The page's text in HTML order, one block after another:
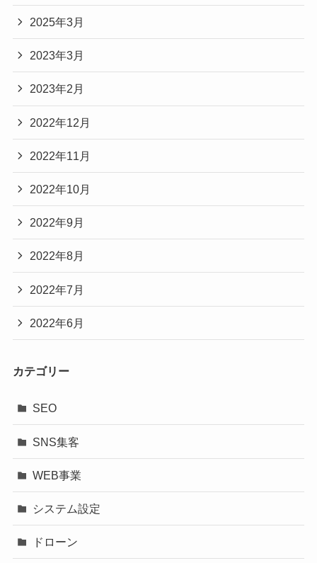
2025年3月
2023年3月
2023年2月
2022年12月
2022年11月
2022年10月
2022年9月
2022年8月
2022年7月
2022年6月
カテゴリー
SEO
SNS集客
WEB事業
システム設定
ドローン